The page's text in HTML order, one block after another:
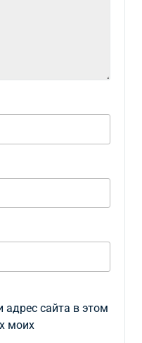
адрес сайта в этом
моих